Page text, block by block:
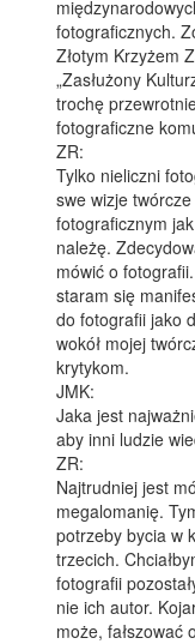
fotograficznych.
Złotym Krzyżem
„Zasłużony
trochę
fotograficzne
ZR:
Tylko nieliczni
swe wizje
fotograficznym
należę.
mówić o
staram się
do fotografii jako
wokół mojej
krytykom.
JMK:
Jaka jest
aby inni ludzie
ZR:
Najtrudniej jest
megalomanię.
potrzeby bycia w
trzecich.
fotografii
nie ich autor.
może, fałszować